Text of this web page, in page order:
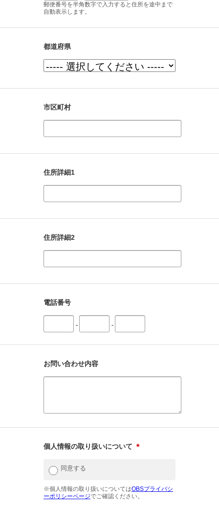
郵便番号を半角数字で入力すると住所を途中まで
自動表示します。
都道府県
市区町村
住所詳細1
住所詳細2
電話番号
- -
お問い合わせ内容
個人情報の取り扱いについて ＊
同意する
※個人情報の取り扱いについてはOBSプライバシ
ーポリシーページでご確認ください。